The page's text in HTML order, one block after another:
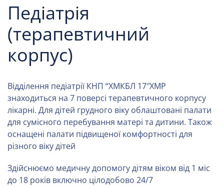
Педіатрія
(терапевтичний
корпус)
Відділення педіатрії КНП “ХМКБЛ 17″ХМР
знаходиться на 7 поверсі терапевтичного корпусу
лікарні. Для дітей грудного віку облаштовані палати
для сумісного перебування матері та дитини. Також
оснащені палати підвищеної комфортності для
різного віку дітей
Здійснюємо медичну допомогу дітям віком від 1 міс
до 18 років включно цілодобово 24/7